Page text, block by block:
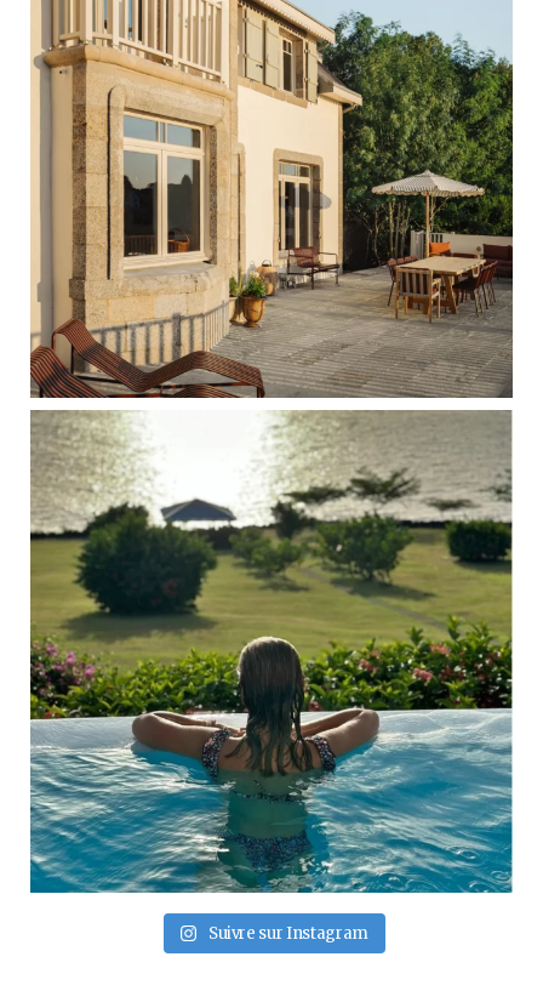
Suivre sur Instagram